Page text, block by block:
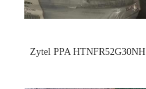
Zytel PPA HTNFR52G30NH